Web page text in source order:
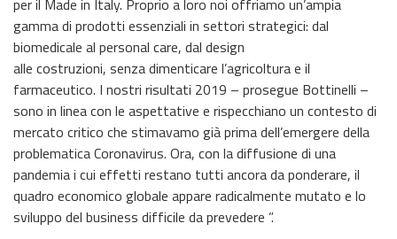
gamma di prodotti essenziali in settori strategici: dal
biomedicale al personal care, dal design
alle costruzioni, senza dimenticare l’agricoltura e il
farmaceutico. I nostri risultati 2019 – prosegue Bottinelli –
sono in linea con le aspettative e rispecchiano un contesto di
mercato critico che stimavamo già prima dell’emergere della
problematica Coronavirus. Ora, con la diffusione di una
pandemia i cui effetti restano tutti ancora da ponderare, il
quadro economico globale appare radicalmente mutato e lo
sviluppo del business difficile da prevedere ”.